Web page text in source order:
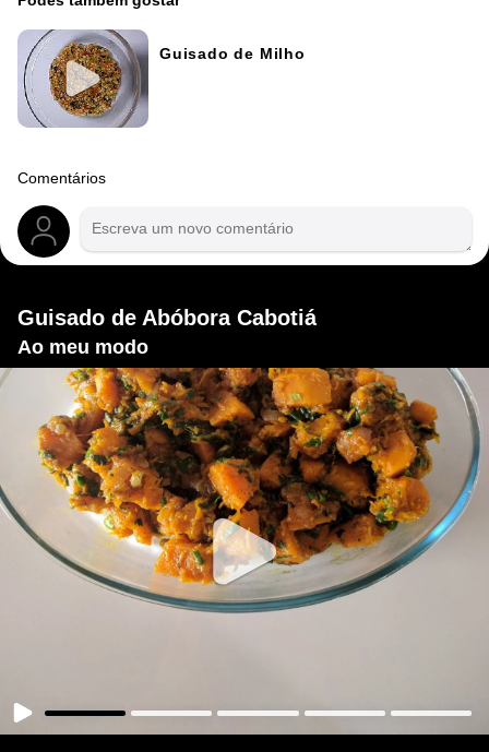
Guisado de Milho
Comentários
Guisado de Abóbora Cabotiá
Ao meu modo